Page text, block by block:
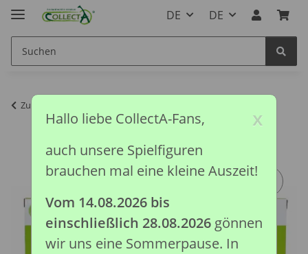
DE DE
Zurück zur Liste
x
Hallo liebe CollectA-Fans,
auch unsere Spielfiguren
brauchen mal eine kleine Auszeit!
Vom 14.08.2026 bis
einschließlich 28.08.2026gönnen
wir uns eine Sommerpause. In